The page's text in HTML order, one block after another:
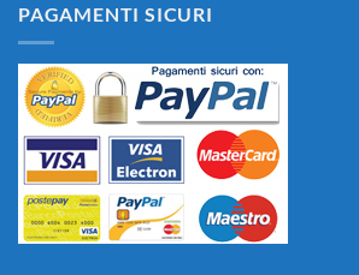
PAGAMENTI SICURI